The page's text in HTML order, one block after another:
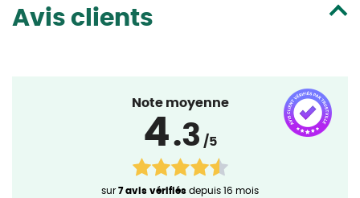
Avis clients
Note moyenne
4.3 /5
sur7 avis vérifiés depuis 16 mois